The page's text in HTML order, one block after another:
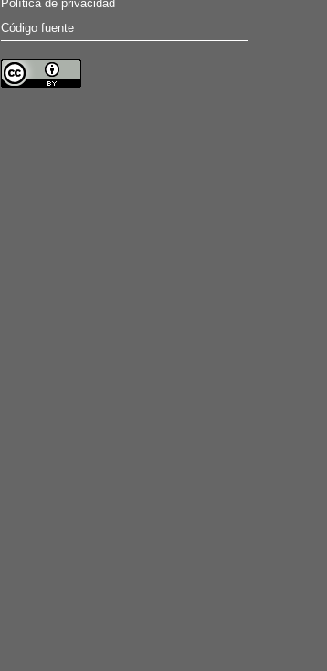
Política de privacidad
Código fuente